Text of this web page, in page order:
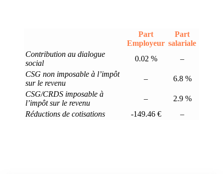
Part
Employeur
Part
salariale
Contribution au dialogue
social
0.02 %
–
CSG non imposable à l’impôt
sur le revenu
–
6.8 %
CSG/CRDS imposable à
l’impôt sur le revenu
–
2.9 %
Réductions de cotisations
-149.46 € –